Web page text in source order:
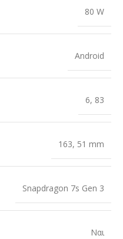
80 W
Android
6, 83
163, 51 mm
Snapdragon 7s Gen 3
Ναι